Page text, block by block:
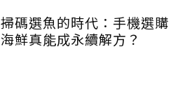
掃碼選魚的時代：手機選購
海鮮真能成永續解方？